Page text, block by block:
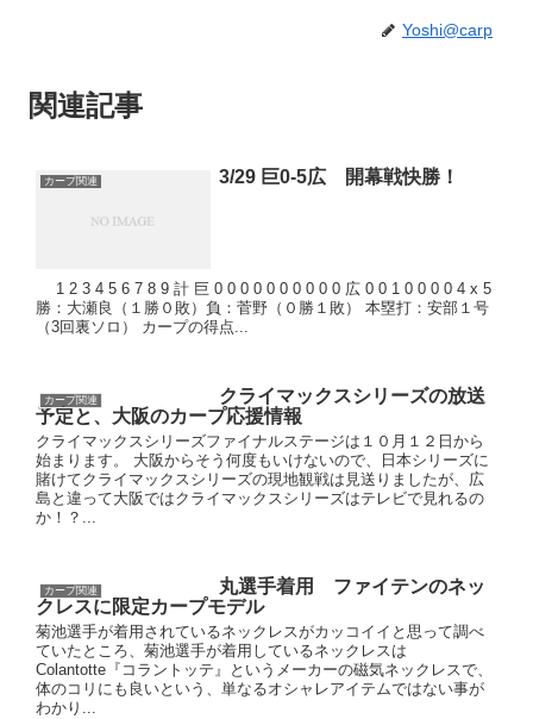
Yoshi@carp
関連記事
カープ関連 3/29 巨0-5広 開幕戦快勝！
1 2 3 4 5 6 7 8 9 計 巨 0 0 0 0 0 0 0 0 0 0 広 0 0 1 0 0 0 0 4 x 5
勝：大瀬良（１勝０敗）負：菅野（０勝１敗） 本塁打：安部１号
（3回裏ソロ） カープの得点...
カープ関連
クライマックスシリーズの放送
予定と、大阪のカープ応援情報
クライマックスシリーズファイナルステージは１０月１２日から
始まります。 大阪からそう何度もいけないので、日本シリーズに
賭けてクライマックスシリーズの現地観戦は見送りましたが、広
島と違って大阪ではクライマックスシリーズはテレビで見れるの
か！？...
カープ関連
丸選手着用 ファイテンのネッ
クレスに限定カープモデル
菊池選手が着用されているネックレスがカッコイイと思って調べ
ていたところ、菊池選手が着用しているネックレスは
Colantotte『コラントッテ』というメーカーの磁気ネックレスで、
体のコリにも良いという、単なるオシャレアイテムではない事が
わかり...